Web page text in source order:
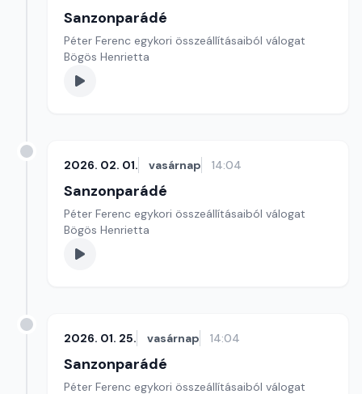
Sanzonparádé
Péter Ferenc egykori összeállításaiból válogat
Bögös Henrietta
2026. 02. 01. vasárnap 14:04
Sanzonparádé
Péter Ferenc egykori összeállításaiból válogat
Bögös Henrietta
2026. 01. 25. vasárnap 14:04
Sanzonparádé
Péter Ferenc egykori összeállításaiból válogat